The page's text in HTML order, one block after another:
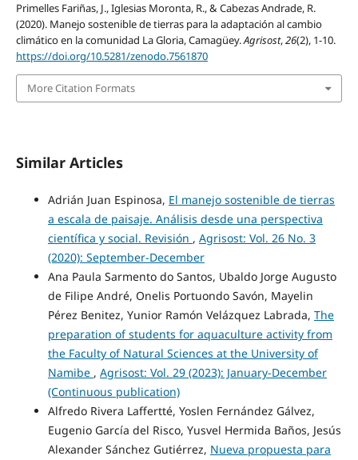
Primelles Fariñas, J., Iglesias Moronta, R., & Cabezas Andrade, R.
(2020). Manejo sostenible de tierras para la adaptación al cambio
climático en la comunidad La Gloria, Camagüey.Agrisost,26(2), 1-10.
https://doi.org/10.5281/zenodo.7561870
More Citation Formats
Similar Articles
Adrián Juan Espinosa, El manejo sostenible de tierras
a escala de paisaje. Análisis desde una perspectiva
científica y social. Revisión , Agrisost: Vol. 26 No. 3
(2020): September-December
Ana Paula Sarmento do Santos, Ubaldo Jorge Augusto
de Filipe André, Onelis Portuondo Savón, Mayelin
Pérez Benitez, Yunior Ramón Velázquez Labrada, The
preparation of students for aquaculture activity from
the Faculty of Natural Sciences at the University of
Namibe , Agrisost: Vol. 29 (2023): January-December
(Continuous publication)
Alfredo Rivera Laffertté, Yoslen Fernández Gálvez,
Eugenio García del Risco, Yusvel Hermida Baños, Jesús
Alexander Sánchez Gutiérrez, Nueva propuesta para